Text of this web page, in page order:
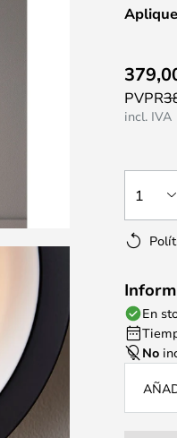
PVPR
incl. IVA
1
En
No